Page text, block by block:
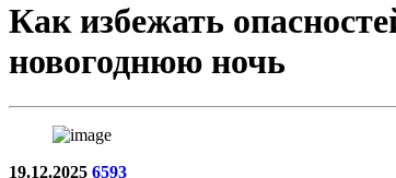
Как избежать
новогоднюю ночь
19.12.2025 6593